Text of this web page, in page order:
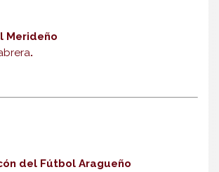
Merideño
.
del Fútbol Aragueño